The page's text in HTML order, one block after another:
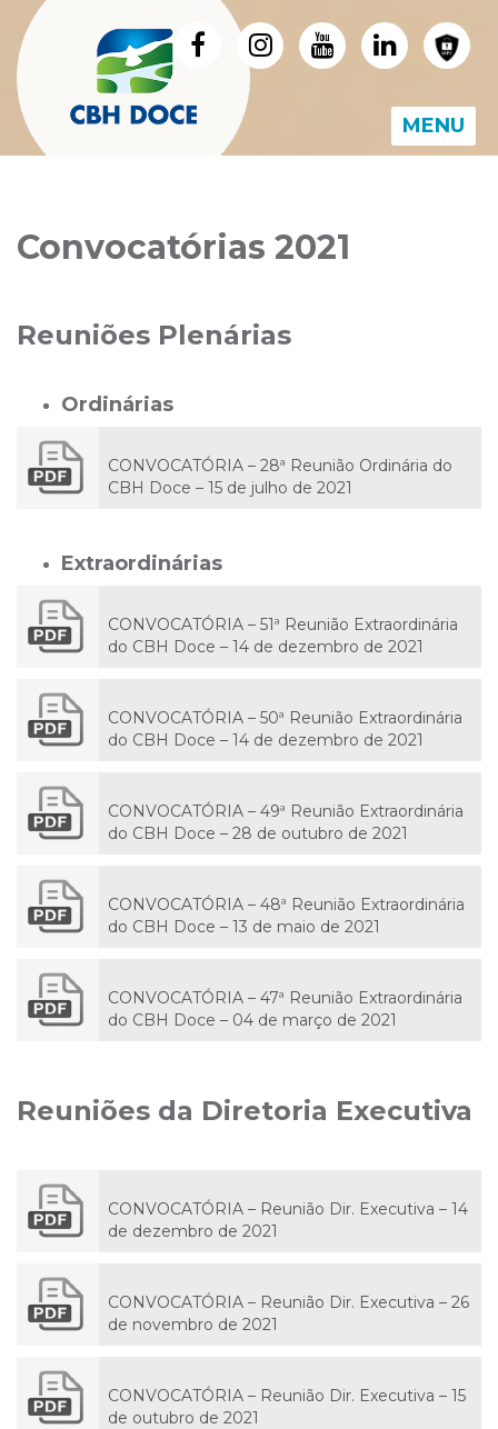
MENU
Convocatórias 2021
Reuniões Plenárias
Ordinárias
CONVOCATÓRIA – 28ª Reunião Ordinária do
CBH Doce – 15 de julho de 2021
Extraordinárias
CONVOCATÓRIA – 51ª Reunião Extraordinária
do CBH Doce – 14 de dezembro de 2021
CONVOCATÓRIA – 50ª Reunião Extraordinária
do CBH Doce – 14 de dezembro de 2021
CONVOCATÓRIA – 49ª Reunião Extraordinária
do CBH Doce – 28 de outubro de 2021
CONVOCATÓRIA – 48ª Reunião Extraordinária
do CBH Doce – 13 de maio de 2021
CONVOCATÓRIA – 47ª Reunião Extraordinária
do CBH Doce – 04 de março de 2021
Reuniões da Diretoria Executiva
CONVOCATÓRIA – Reunião Dir. Executiva – 14
de dezembro de 2021
CONVOCATÓRIA – Reunião Dir. Executiva – 26
de novembro de 2021
CONVOCATÓRIA – Reunião Dir. Executiva – 15
de outubro de 2021